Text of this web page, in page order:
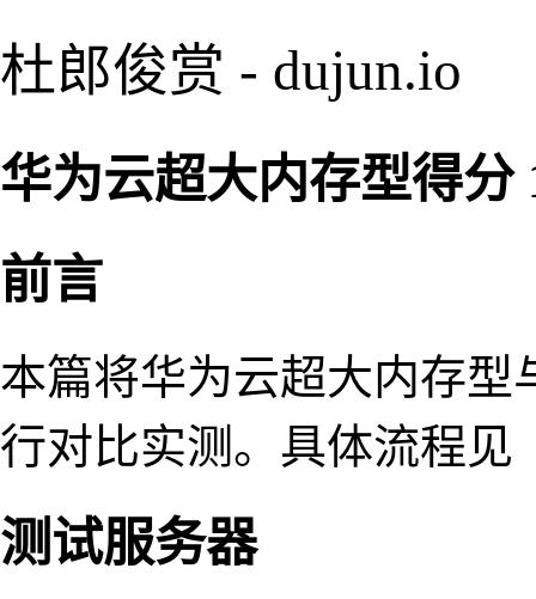
杜郎俊赏 - dujun.io
华为云超大内存型得分
前言
本篇将华为云超大内存
行对比实测。具体流程见
测试服务器